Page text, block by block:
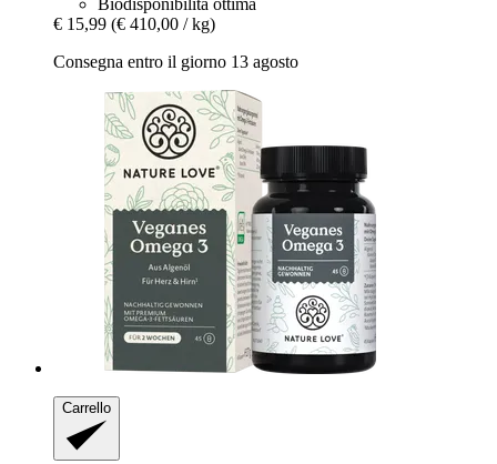
€ 15,99 (€ 410,00 / kg)
Consegna entro il giorno 13 agosto
Carrello